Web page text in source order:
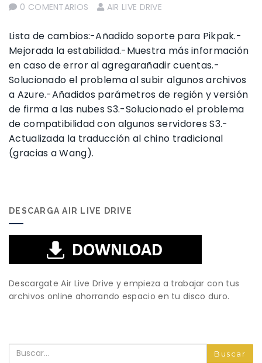
0 COMENTARIOS
AIR LIVE DRIVE
Lista de cambios:-Añadido soporte para Pikpak.-
Mejorada la estabilidad.-Muestra más información
en caso de error al agregarañadir cuentas.-
Solucionado el problema al subir algunos archivos
a Azure.-Añadidos parámetros de región y versión
de firma a las nubes S3.-Solucionado el problema
de compatibilidad con algunos servidores S3.-
Actualizada la traducción al chino tradicional
(gracias a Wang).
DESCARGA AIR LIVE DRIVE
Descargate Air Live Drive y empieza a trabajar con tus
archivos online ahorrando espacio en tu disco duro.
Buscar